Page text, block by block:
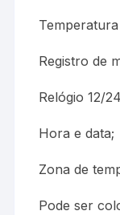
Registro de
Relógio 12/
Hora e data;
Zona de
Pode ser